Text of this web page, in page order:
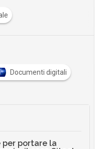
Documenti digitali
per portare la